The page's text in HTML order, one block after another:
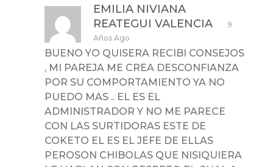
EMILIA NIVIANA
REATEGUI VALENCIA
9
Años Ago
BUENO YO QUISERA RECIBI CONSEJOS
, MI PAREJA ME CREA DESCONFIANZA
POR SU COMPORTAMIENTO YA NO
PUEDO MAS .. EL ES EL
ADMINISTRADOR Y NO ME PARECE
CON LAS SURTIDORAS ESTE DE
COKETO EL ES EL JEFE DE ELLAS
PEROSON CHIBOLAS QUE NISIQUIERA